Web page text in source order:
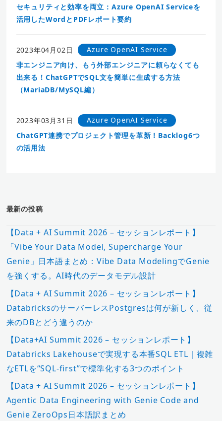
セキュリティと効率を両立：Azure OpenAI Serviceを
活用したWordとPDFレポート要約
2023年04月02日
Azure OpenAI Service
非エンジニア向け、もう外部エンジニアに頼らなくても
出来る！ChatGPTでSQL文を簡単に生成する方法
（MariaDB/MySQL編）
2023年03月31日
Azure OpenAI Service
ChatGPT連携でプロジェクト管理を革新！Backlog6つ
の活用法
最新の投稿
【Data + AI Summit 2026 – セッションレポート】
「Vibe Your Data Model, Supercharge Your
Genie」日本語まとめ：Vibe Data ModelingでGenie
を強くする。AI時代のデータモデル設計
【Data + AI Summit 2026 – セッションレポート】
DatabricksのサーバーレスPostgresは何が新しく、従
来のDBとどう違うのか
【Data+AI Summit 2026 – セッションレポート】
Databricks Lakehouseで実現する本番SQL ETL｜複雑
なETLを“SQL-first”で標準化する3つのポイント
【Data + AI Summit 2026 – セッションレポート】
Agentic Data Engineering with Genie Code and
Genie ZeroOps日本語訳まとめ